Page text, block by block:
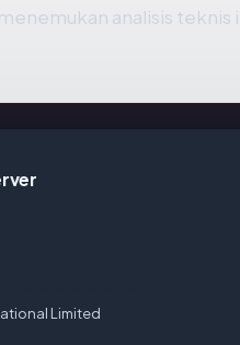
analisis
Limited